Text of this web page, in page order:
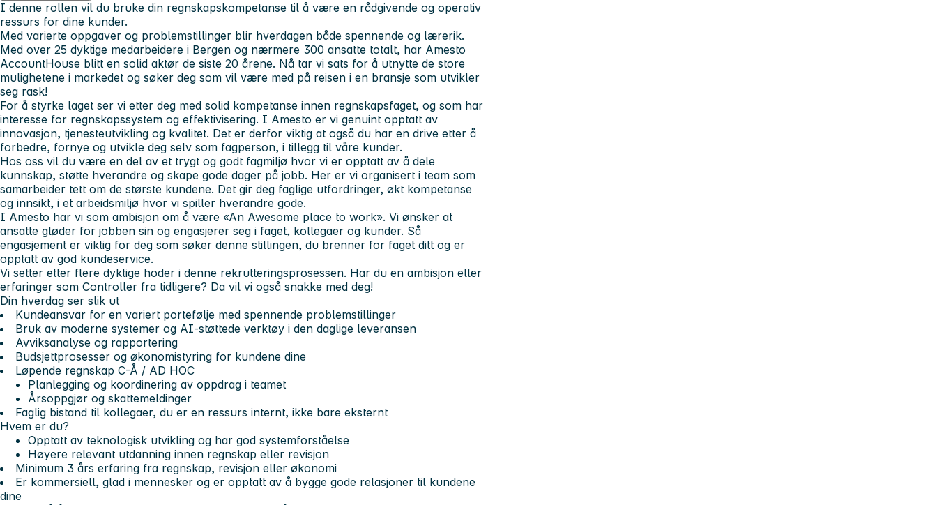
I denne rollen vil du bruke din regnskapskompetanse til å være en rådgivende og operativ
ressurs for dine kunder.
Med varierte oppgaver og problemstillinger blir hverdagen både spennende og lærerik.
Med over 25 dyktige medarbeidere i Bergen og nærmere 300 ansatte totalt, har Amesto
AccountHouse blitt en solid aktør de siste 20 årene. Nå tar vi sats for å utnytte de store
mulighetene i markedet og søker deg som vil være med på reisen i en bransje som utvikler
seg rask!
For å styrke laget ser vi etter deg med solid kompetanse innen regnskapsfaget, og som har
interesse for regnskapssystem og effektivisering. I Amesto er vi genuint opptatt av
innovasjon, tjenesteutvikling og kvalitet. Det er derfor viktig at også du har en drive etter å
forbedre, fornye og utvikle deg selv som fagperson, i tillegg til våre kunder.
Hos oss vil du være en del av et trygt og godt fagmiljø hvor vi er opptatt av å dele
kunnskap, støtte hverandre og skape gode dager på jobb. Her er vi organisert i team som
samarbeider tett om de største kundene. Det gir deg faglige utfordringer, økt kompetanse
og innsikt, i et arbeidsmiljø hvor vi spiller hverandre gode.
I Amesto har vi som ambisjon om å være «An Awesome place to work». Vi ønsker at
ansatte gløder for jobben sin og engasjerer seg i faget, kollegaer og kunder. Så
engasjement er viktig for deg som søker denne stillingen, du brenner for faget ditt og er
opptatt av god kundeservice.
Vi setter etter flere dyktige hoder i denne rekrutteringsprosessen. Har du en ambisjon eller
erfaringer som Controller fra tidligere? Da vil vi også snakke med deg!
Din hverdag ser slik ut
Kundeansvar for en variert portefølje med spennende problemstillinger
Bruk av moderne systemer og AI-støttede verktøy i den daglige leveransen
Avviksanalyse og rapportering
Budsjettprosesser og økonomistyring for kundene dine
Løpende regnskap C-Å / AD HOC
Planlegging og koordinering av oppdrag i teamet
Årsoppgjør og skattemeldinger
Faglig bistand til kollegaer, du er en ressurs internt, ikke bare eksternt
Hvem er du?
Opptatt av teknologisk utvikling og har god systemforståelse
Høyere relevant utdanning innen regnskap eller revisjon
Minimum 3 års erfaring fra regnskap, revisjon eller økonomi
Er kommersiell, glad i mennesker og er opptatt av å bygge gode relasjoner til kundene
dine